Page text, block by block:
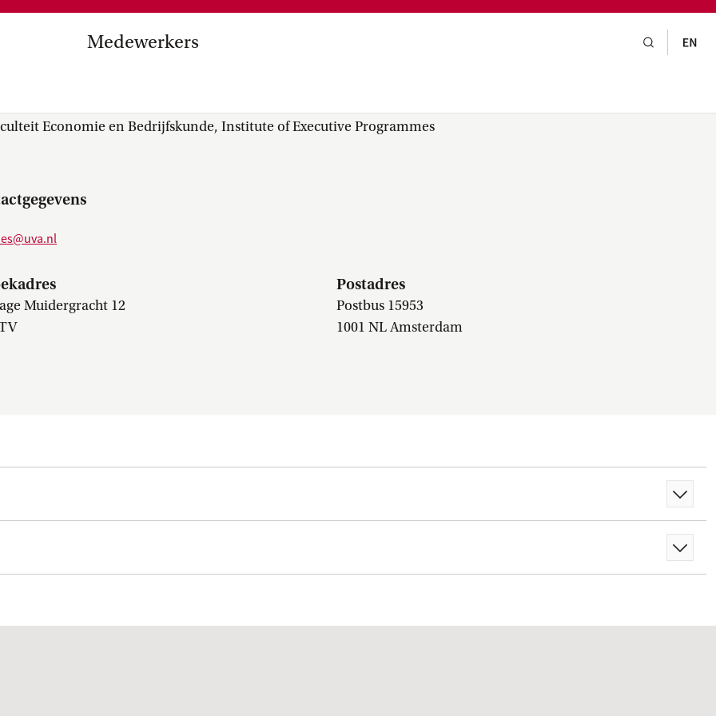
Medewerkers
plan, instellingsplan,
Internationalisering in
Medezeggenschap, ondernemingsraad,
Economie en Bedrijfskunde, Institute of Executive Programmes
Muidergracht 12
Postadres
Postbus 15953
1001 NL Amsterdam